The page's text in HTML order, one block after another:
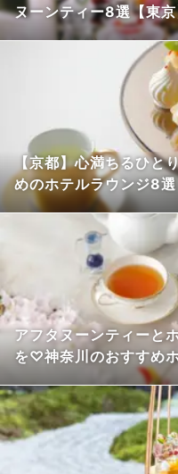
ヌーンティー8選【東
【京都】心満ちるひと
めのホテルラウンジ8選
アフタヌーンティーと
を♡神奈川のおすすめ